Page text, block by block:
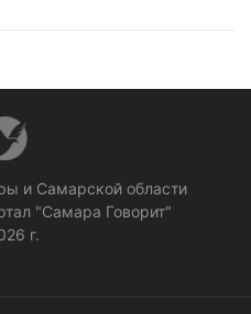
и Самарской области
"Самара Говорит"
г.